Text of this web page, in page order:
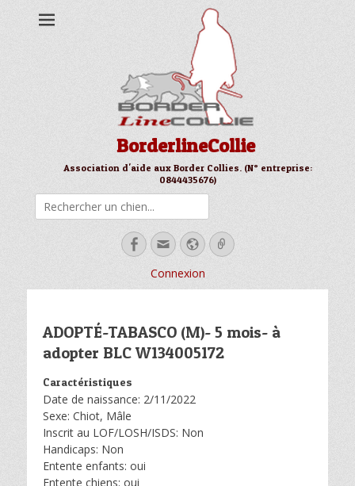
BorderlineCollie
Association d'aide aux Border Collies. (N° entreprise:
0844435676)
Facebook
EmailSite
web
Link
Connexion
ADOPTÉ-TABASCO (M)- 5 mois- à
adopter BLC W134005172
Caractéristiques
Date de naissance: 2/11/2022
Sexe: Chiot, Mâle
Inscrit au LOF/LOSH/ISDS: Non
Handicaps: Non
Entente enfants: oui
Entente chiens: oui